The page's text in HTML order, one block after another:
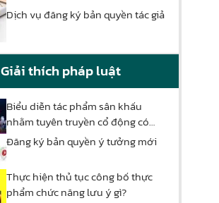
Dịch vụ đăng ký bản quyền tác giả
Giải thích pháp luật
Biểu diễn tác phẩm sân khấu
nhằm tuyên truyền cổ động có
phải xin phép hay không
Đăng ký bản quyền ý tưởng mới
Thực hiện thủ tục công bố thực
phẩm chức năng lưu ý gì?